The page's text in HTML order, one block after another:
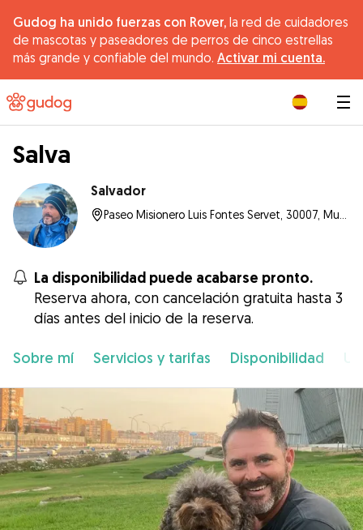
Gudog ha unido fuerzas con Rover, la red de cuidadores
de mascotas y paseadores de perros de cinco estrellas
más grande y confiable del mundo. Activar mi cuenta.
Salva
Salvador
La disponibilidad puede acabarse pronto.
Reserva ahora, con cancelación gratuita hasta 3
días antes del inicio de la reserva.
Sobre mí Servicios y tarifas Disponibilidad